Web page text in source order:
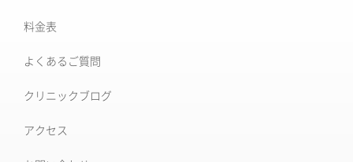
XERF (ザーフ)
ワンダーフェイスプロ
ルビーフラクショナル
肝斑改善集中プラン
料金表
よくあるご質問
クリニックブログ
アクセス